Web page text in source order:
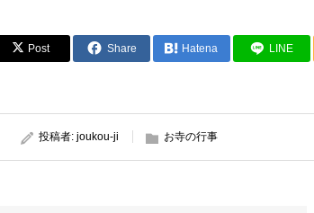
Post Share Hatena LINE
投稿者: joukou-ji お寺の行事